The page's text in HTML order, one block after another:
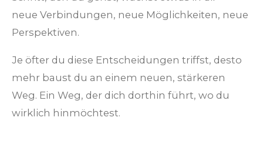
neue Verbindungen, neue Möglichkeiten, neue
Perspektiven.
Je öfter du diese Entscheidungen triffst, desto
mehr baust du an einem neuen, stärkeren
Weg. Ein Weg, der dich dorthin führt, wo du
wirklich hinmöchtest.